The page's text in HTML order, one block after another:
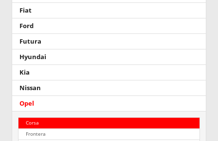
Fiat
Ford
Futura
Hyundai
Kia
Nissan
Opel
Corsa
Frontera